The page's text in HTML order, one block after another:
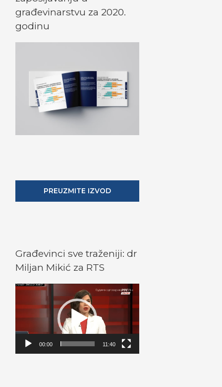
građevinarstvu za 2020.
godinu
PREUZMITE IZVOD
Građevinci sve traženiji: dr
Miljan Mikić za RTS
V
i
d
e
00:00 11:40